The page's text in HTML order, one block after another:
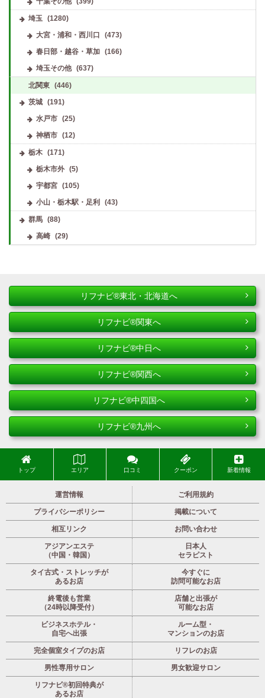
埼玉
(1280)
大宮・浦和・西川口
(473)
春日部・越谷・草加
(166)
埼玉その他
(637)
北関東 (446)
茨城 (191)
水戸市
(25)
神栖市
(12)
栃木 (171)
栃木市外
(5)
宇都宮
(105)
小山・栃木駅・足利
(43)
群馬 (88)
高崎
(29)
リフナビ®東北・北海道へ
リフナビ®関東へ
リフナビ®中日へ
リフナビ®関西へ
リフナビ®中四国へ
リフナビ®九州へ
トップ エリア 口コミ クーポン 新着情報
運営情報 ご利用規約
プライバシーポリシー 掲載について
相互リンク お問い合わせ
アジアンエステ
（中国・韓国）
日本人
セラピスト
タイ古式・ストレッチが
あるお店
今すぐに
訪問可能なお店
終電後も営業
（24時以降受付）
店舗と出張が
可能なお店
ビジネスホテル・
自宅へ出張
ルーム型・
マンションのお店
完全個室タイプのお店 リフレのお店
男性専用サロン 男女歓迎サロン
リフナビ®初回特典が
あるお店